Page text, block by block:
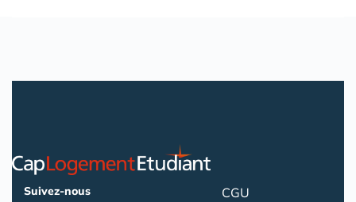
Suivez-nous
CGU